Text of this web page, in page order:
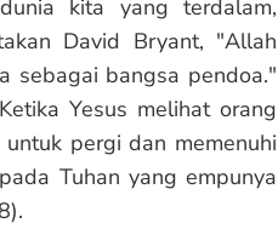
kita yang terdalam,
David Bryant, "Allah
sebagai bangsa pendoa."
Yesus melihat orang
pergi dan memenuhi
Tuhan yang empunya